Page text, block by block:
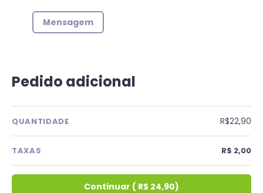
Mensagem
Pedido adicional
QUANTIDADE R$22,90
TAXAS R$ 2,00
Continuar ( R$ 24,90)